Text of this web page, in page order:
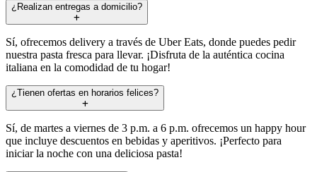
¿Realizan entregas a domicilio?
Sí, ofrecemos delivery a través de Uber Eats, donde puedes pedir
nuestra pasta fresca para llevar. ¡Disfruta de la auténtica cocina
italiana en la comodidad de tu hogar!
¿Tienen ofertas en horarios felices?
Sí, de martes a viernes de 3 p.m. a 6 p.m. ofrecemos un happy hour
que incluye descuentos en bebidas y aperitivos. ¡Perfecto para
iniciar la noche con una deliciosa pasta!